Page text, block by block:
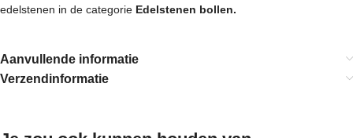
edelstenen in de categorie Edelstenen bollen.
Aanvullende informatie
Verzendinformatie